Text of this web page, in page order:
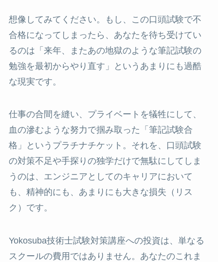
想像してみてください。もし、この口頭試験で不
合格になってしまったら、あなたを待ち受けてい
るのは「来年、またあの地獄のような筆記試験の
勉強を最初からやり直す」というあまりにも過酷
な現実です。
仕事の合間を縫い、プライベートを犠牲にして、
血の滲むような努力で掴み取った「筆記試験合
格」というプラチナチケット。それを、口頭試験
の対策不足や手探りの独学だけで無駄にしてしま
うのは、エンジニアとしてのキャリアにおいて
も、精神的にも、あまりにも大きな損失（リス
ク）です。
Yokosuba技術士試験対策講座への投資は、単なる
スクールの費用ではありません。あなたのこれま